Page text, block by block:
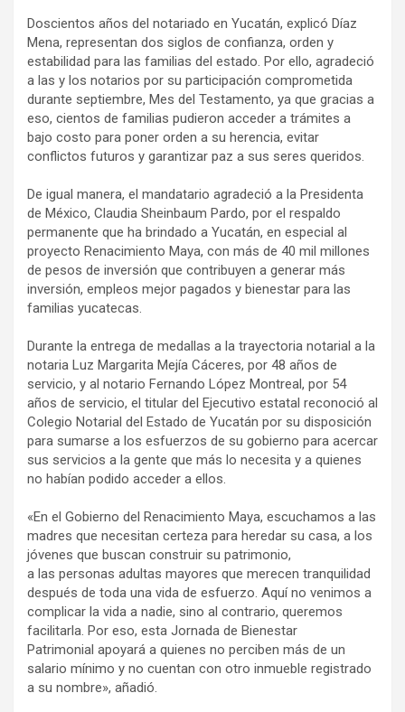
Doscientos años del notariado en Yucatán, explicó Díaz
Mena, representan dos siglos de confianza, orden y
estabilidad para las familias del estado. Por ello, agradeció
a las y los notarios por su participación comprometida
durante septiembre, Mes del Testamento, ya que gracias a
eso, cientos de familias pudieron acceder a trámites a
bajo costo para poner orden a su herencia, evitar
conflictos futuros y garantizar paz a sus seres queridos.
De igual manera, el mandatario agradeció a la Presidenta
de México, Claudia Sheinbaum Pardo, por el respaldo
permanente que ha brindado a Yucatán, en especial al
proyecto Renacimiento Maya, con más de 40 mil millones
de pesos de inversión que contribuyen a generar más
inversión, empleos mejor pagados y bienestar para las
familias yucatecas.
Durante la entrega de medallas a la trayectoria notarial a la
notaria Luz Margarita Mejía Cáceres, por 48 años de
servicio, y al notario Fernando López Montreal, por 54
años de servicio, el titular del Ejecutivo estatal reconoció al
Colegio Notarial del Estado de Yucatán por su disposición
para sumarse a los esfuerzos de su gobierno para acercar
sus servicios a la gente que más lo necesita y a quienes
no habían podido acceder a ellos.
«En el Gobierno del Renacimiento Maya, escuchamos a las
madres que necesitan certeza para heredar su casa, a los
jóvenes que buscan construir su patrimonio,
a las personas adultas mayores que merecen tranquilidad
después de toda una vida de esfuerzo. Aquí no venimos a
complicar la vida a nadie, sino al contrario, queremos
facilitarla. Por eso, esta Jornada de Bienestar
Patrimonial apoyará a quienes no perciben más de un
salario mínimo y no cuentan con otro inmueble registrado
a su nombre», añadió.